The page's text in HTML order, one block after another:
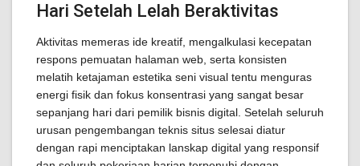
Hari Setelah Lelah Beraktivitas
Aktivitas memeras ide kreatif, mengalkulasi kecepatan
respons pemuatan halaman web, serta konsisten
melatih ketajaman estetika seni visual tentu menguras
energi fisik dan fokus konsentrasi yang sangat besar
sepanjang hari dari pemilik bisnis digital. Setelah seluruh
urusan pengembangan teknis situs selesai diatur
dengan rapi menciptakan lanskap digital yang responsif